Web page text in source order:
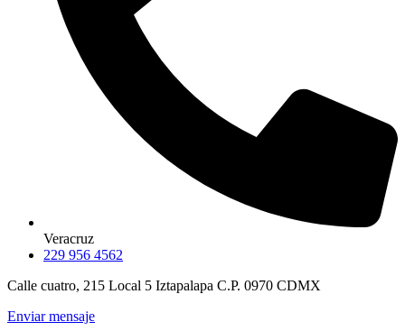
Veracruz
229 956 4562
Calle cuatro, 215 Local 5 Iztapalapa C.P. 0970 CDMX
Enviar mensaje